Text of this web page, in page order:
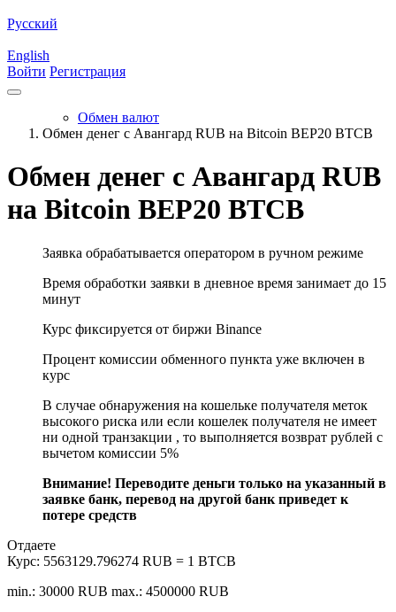
Русский
English
Войти Регистрация
Обмен валют
Обмен денег с Авангард RUB на Bitcoin BEP20 BTCB
Обмен денег с Авангард RUB
на Bitcoin BEP20 BTCB
Заявка обрабатывается оператором в ручном режиме
Время обработки заявки в дневное время занимает до 15
минут
Курс фиксируется от биржи Binance
Процент комиссии обменного пункта уже включен в
курс
В случае обнаружения на кошельке получателя меток
высокого риска или если кошелек получателя не имеет
ни одной транзакции , то выполняется возврат рублей с
вычетом комиссии 5%
Внимание! Переводите деньги только на указанный в
заявке банк, перевод на другой банк приведет к
потере средств
Отдаете
Курс: 5563129.796274 RUB = 1 BTCB
min.: 30000 RUB max.: 4500000 RUB